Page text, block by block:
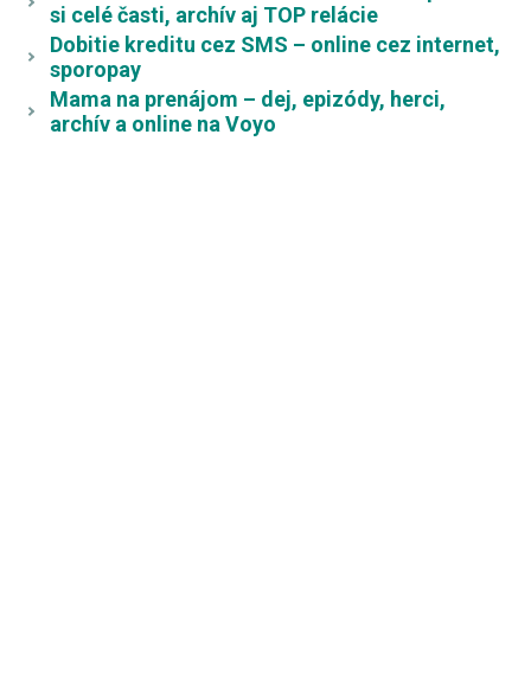
si celé časti, archív aj TOP relácie
Dobitie kreditu cez SMS – online cez internet,
sporopay
Mama na prenájom – dej, epizódy, herci,
archív a online na Voyo